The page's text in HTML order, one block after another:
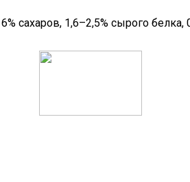
сахаров, 1,6–2,5% сырого белка,